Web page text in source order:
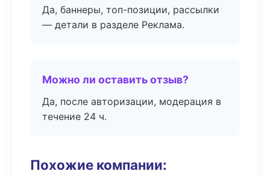
Да, баннеры, топ-позиции, рассылки
— детали в разделе Реклама.
Можно ли оставить отзыв?
Да, после авторизации, модерация в
течение 24 ч.
Похожие компании: